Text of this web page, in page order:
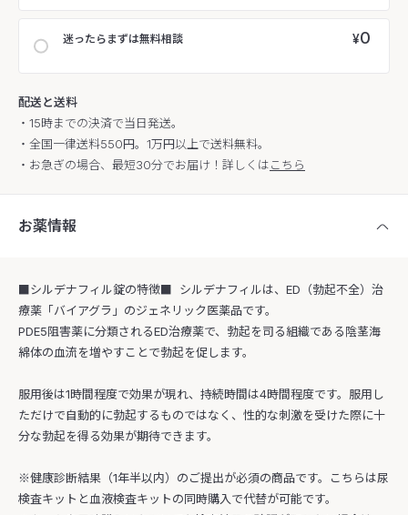
迷ったらまずは無料相談 ¥0
配送と送料
・15時までの決済で当日発送。
・全国一律送料550円。1万円以上で送料無料。
・お急ぎの場合、最短30分でお届け！詳しくはこちら
お薬情報
■シルデナフィル錠の特徴■ シルデナフィルは、ED（勃起不全）治
療薬「バイアグラ」のジェネリック医薬品です。
PDE5阻害薬に分類されるED治療薬で、勃起を司る組織である陰茎海
綿体の血流を増やすことで勃起を促します。
服用後は1時間程度で効果が現れ、持続時間は4時間程度です。服用し
ただけで自動的に勃起するものではなく、性的な刺激を受けた際に十
分な勃起を得る効果が期待できます。
※健康診断結果（1年半以内）のご提出が必須の商品です。こちらは尿
検査キットと血液検査キットの同時購入で代替が可能です。